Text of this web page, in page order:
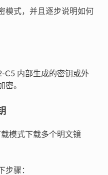
模式，并且逐步说明如何
C5 内部生成的密钥或外
密。
模式下载多个明文镜
步骤：